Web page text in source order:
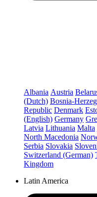
Albania Austria
(Dutch) Bosnia-
Republic Denmark
(English) Germany
Latvia Lithuania Malta
North Macedonia
Serbia Slovakia
Switzerland (German)
Kingdom
Latin America